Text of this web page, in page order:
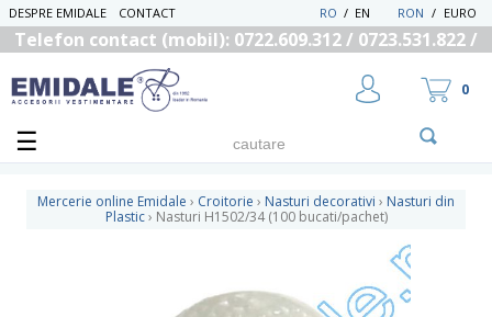
DESPRE EMIDALE CONTACT RON / EURO
EN
/
RO
Telefon contact (mobil): 0722.609.312 / 0723.531.822 /
UTILIZATOR NOU
RECUPEREAZA PAROLA
0
Mercerie online Emidale › Croitorie › Nasturi decorativi › Nasturi din
Plastic › Nasturi H1502/34 (100 bucati/pachet)